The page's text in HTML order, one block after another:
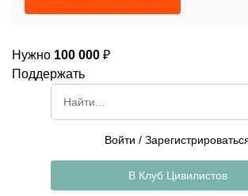
Нужно 100 000 ₽
Поддержать
Войти /
В Клуб Цивилистов